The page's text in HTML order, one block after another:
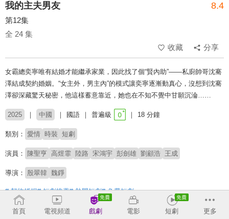
我的主夫男友 8.4
第12集
全 24 集
收藏
分享
女霸總奕寧唯有結婚才能繼承家業，因此找了個“賢內助”——私廚帥哥沈騫
澤結成契約婚姻。“女主外，男主內”的模式讓奕寧逐漸動真心，沒想到沈騫
澤卻深藏驚天秘密，他這樣蓄意靠近，她也在不知不覺中甘願沉淪……
2025 中國 國語 普遍級 18 分鐘
類別： 愛情 時裝 短劇
演員： 陳聖亨 高煜霏 陸路 宋鴻宇 彭劍雄 劉顧浩 王成
導演： 殷翠韓 魏錚
# 契約婚姻# 短劇推薦# 熱門短劇# 免費短劇
首頁 電視頻道 戲劇 電影 短劇 更多